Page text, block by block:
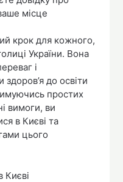
місце
крок для кожного,
України. Вона
і
до освіти
простих
вимоги, ви
в Києві та
цього
Києві